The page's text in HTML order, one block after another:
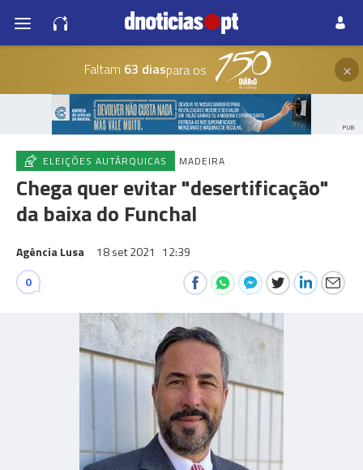
Faltam 63 diaspara os ×
PUB
ELEIÇÕES AUTÁRQUICAS MADEIRA
Chega quer evitar "desertificação"
da baixa do Funchal
Agência Lusa 18 set 2021 12:39
0